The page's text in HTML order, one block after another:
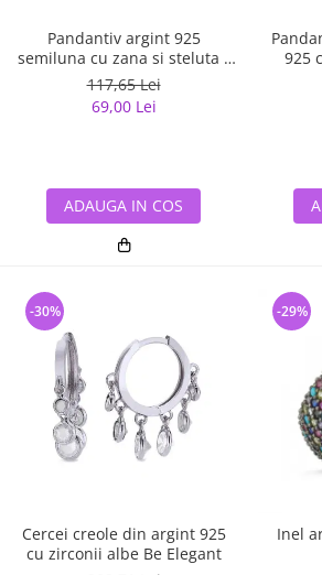
Pandantiv argint 925
semiluna cu zana si steluta -
Be Fantastic PSX0560
117,65 Lei
69,00 Lei
ADAUGA IN COS
925
Cercei creole din argint 925
cu zirconii albe Be Elegant
-30%
Inel
-29%